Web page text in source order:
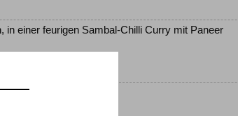
in einer feurigen Sambal-Chilli Curry mit Paneer
mit Paneer